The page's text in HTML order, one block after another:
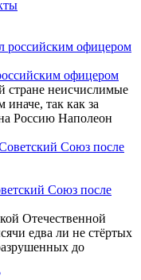
офицером
стране неисчислимые
так как за
Россию Наполеон
Союз после
Отечественной
едва ли не стёртых
до